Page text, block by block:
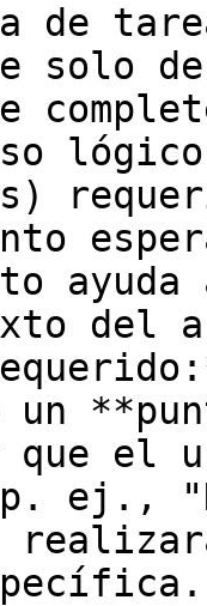
de
solo
del
un
que el
ej.,